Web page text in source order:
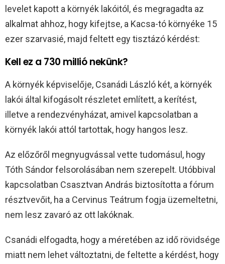
levelet kapott a környék lakóitól, és megragadta az
alkalmat ahhoz, hogy kifejtse, a Kacsa-tó környéke 15
ezer szarvasié, majd feltett egy tisztázó kérdést:
Kell ez a 730 millió nekünk?
A környék képviselője, Csanádi László két, a környék
lakói által kifogásolt részletet említett, a kerítést,
illetve a rendezvényházat, amivel kapcsolatban a
környék lakói attól tartottak, hogy hangos lesz.
Az előzőről megnyugvással vette tudomásul, hogy
Tóth Sándor felsorolásában nem szerepelt. Utóbbival
kapcsolatban Csasztvan András biztosította a fórum
résztvevőit, ha a Cervinus Teátrum fogja üzemeltetni,
nem lesz zavaró az ott lakóknak.
Csanádi elfogadta, hogy a méretében az idő rövidsége
miatt nem lehet változtatni, de feltette a kérdést, hogy